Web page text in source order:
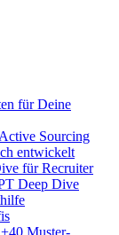
für Deine
Sourcing
entwickelt
für Recruiter
Deep Dive
Muster-